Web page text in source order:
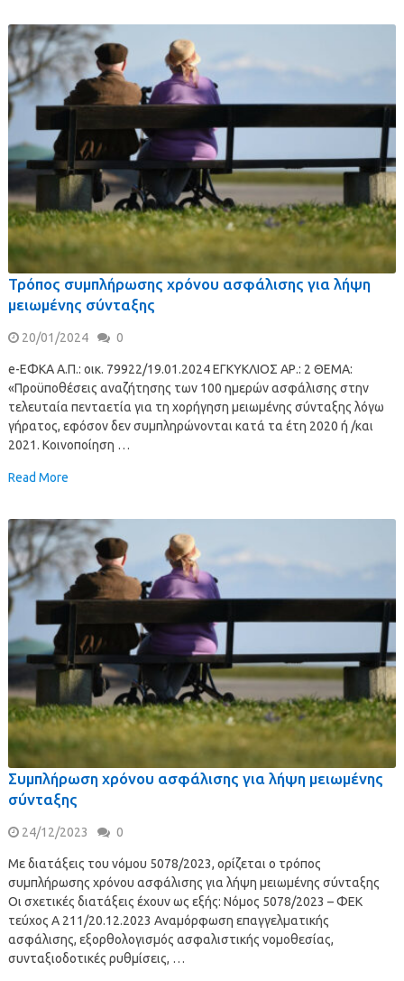
Τρόπος συμπλήρωσης χρόνου ασφάλισης για λήψη
μειωμένης σύνταξης
20/01/2024 0
e-ΕΦΚΑ Α.Π.: οικ. 79922/19.01.2024 ΕΓΚΥΚΛΙΟΣ ΑΡ.: 2 ΘΕΜΑ:
«Προϋποθέσεις αναζήτησης των 100 ημερών ασφάλισης στην
τελευταία πενταετία για τη χορήγηση μειωμένης σύνταξης λόγω
γήρατος, εφόσον δεν συμπληρώνονται κατά τα έτη 2020 ή /και
2021. Κοινοποίηση …
Read More
Συμπλήρωση χρόνου ασφάλισης για λήψη μειωμένης
σύνταξης
24/12/2023 0
Με διατάξεις του νόμου 5078/2023, ορίζεται ο τρόπος
συμπλήρωσης χρόνου ασφάλισης για λήψη μειωμένης σύνταξης
Οι σχετικές διατάξεις έχουν ως εξής: Νόμος 5078/2023 – ΦΕΚ
τεύχος Α 211/20.12.2023 Αναμόρφωση επαγγελματικής
ασφάλισης, εξορθολογισμός ασφαλιστικής νομοθεσίας,
συνταξιοδοτικές ρυθμίσεις, …